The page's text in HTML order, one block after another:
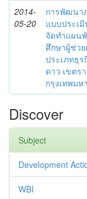
2014-
05-20
การพัฒนา
แบบประเ
จัดทำแผน
ศึกษาผู้ช่ว
ประเภทธุ
ดาว เขตร
กรุงเทพมห
Discover
Subject
Development
WBI